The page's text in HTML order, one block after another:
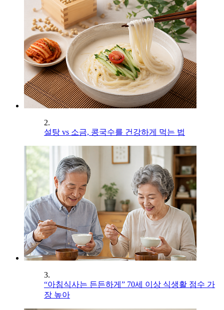
2.
설탕 vs 소금, 콩국수를 건강하게 먹는 법
3.
“아침식사는 든든하게” 70세 이상 식생활 점수 가
장 높아